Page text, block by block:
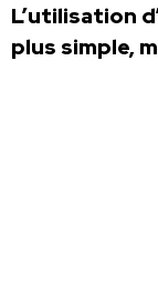
L’utilisation
plus simple,